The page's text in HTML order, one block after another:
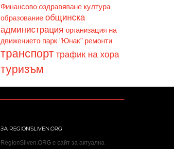
Финансово оздравяване култура
образование общинска
администрация организация на
движението парк "Юнак" ремонти
транспорт трафик на хора
туризъм
ЗА REGIONSLIVEN.ORG
RegionSliven.ORG е сайт за актуална